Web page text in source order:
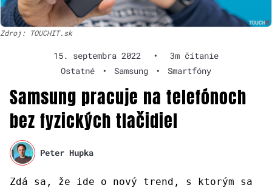
Zdroj: TOUCHIT.sk
15. septembra 2022 •
3m čítanie
Ostatné
• Samsung • Smartfóny
Samsung pracuje na telefónoch
bez fyzických tlačidiel
Peter Hupka
Zdá sa, že ide o nový trend, s ktorým sa